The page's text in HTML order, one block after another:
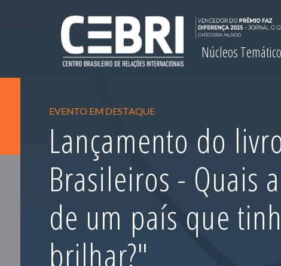
Núcleos
EVENTO EM DESTAQUE
Lançamento do
Brasileiros - Quais
de um país que
brilhar?"